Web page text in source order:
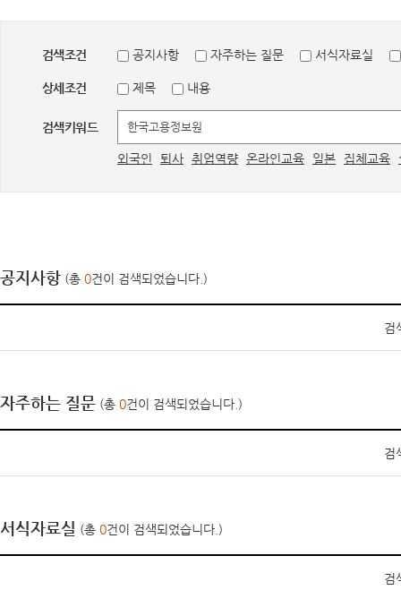
검색조건 공지사항 자주하는 질문 서식자료실
상세조건 제목 내용
검색키워드
외국인 퇴사 취업역량 온라인교육 일본 집체교육
공지사항 (총 0건이 검색되었습니다.)
검
자주하는 질문 (총 0건이 검색되었습니다.)
검
서식자료실 (총 0건이 검색되었습니다.)
검